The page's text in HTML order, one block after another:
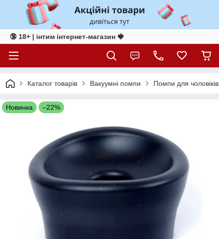
🔞 18+ | інтим інтернет-магазин 🍓
Каталог товарів Вакуумні помпи Помпи для чоловіків
Новинка –22%